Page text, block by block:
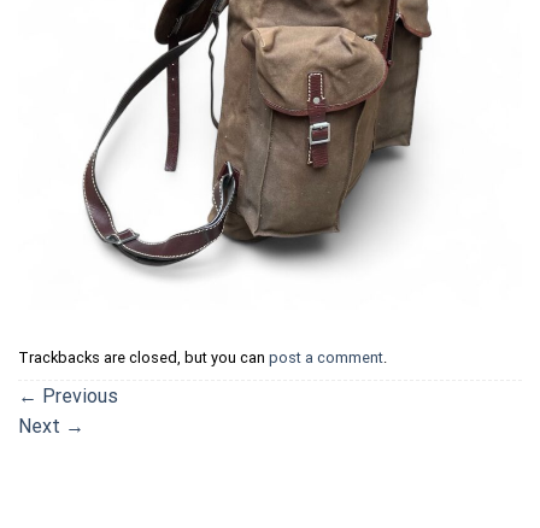
Trackbacks are closed, but you can post a comment.
← Previous
Next →